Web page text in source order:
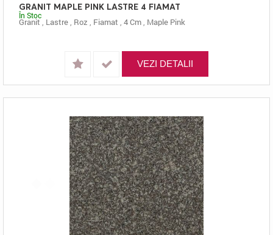
GRANIT MAPLE PINK LASTRE 4 FIAMAT
Granit, Lastre Roz Fiamat 4 Cm Maple Pink
În Stoc
VEZI DETALII